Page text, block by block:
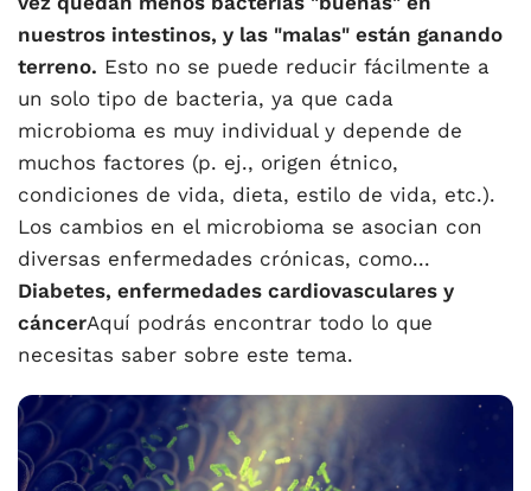
nuestros intestinos, y las "malas" están ganando
terreno. Esto no se puede reducir fácilmente a
un solo tipo de bacteria, ya que cada
microbioma es muy individual y depende de
muchos factores (p. ej., origen étnico,
condiciones de vida, dieta, estilo de vida, etc.).
Los cambios en el microbioma se asocian con
diversas enfermedades crónicas, como...
Diabetes, enfermedades cardiovasculares y
cáncerAquí podrás encontrar todo lo que
necesitas saber sobre este tema.